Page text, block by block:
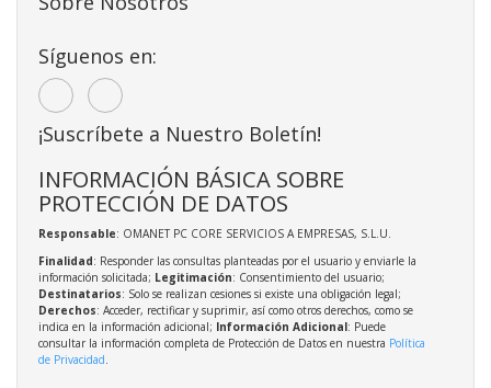
Síguenos en:
¡Suscríbete a Nuestro Boletín!
INFORMACIÓN BÁSICA SOBRE
PROTECCIÓN DE DATOS
Responsable: OMANET PC CORE SERVICIOS A EMPRESAS, S.L.U.
Finalidad: Responder las consultas planteadas por el usuario y enviarle la
información solicitada; Legitimación: Consentimiento del usuario;
Destinatarios: Solo se realizan cesiones si existe una obligación legal;
Derechos: Acceder, rectificar y suprimir, así como otros derechos, como se
indica en la información adicional; Información Adicional: Puede
consultar la información completa de Protección de Datos en nuestra Política
de Privacidad